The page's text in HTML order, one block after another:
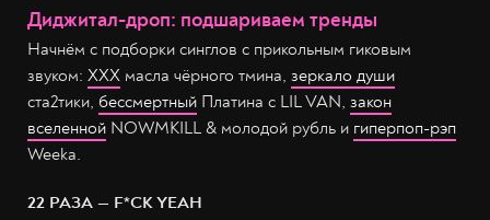
Диджитал-дроп: подшариваем тренды
Начнём с подборки синглов с прикольным гиковым
звуком: ХХХ масла чёрного тмина, зеркало души
ста2тики, бессмертный Платина с LIL VAN, закон
вселенной NOWMKILL & молодой рубль и гиперпоп-рэп
Weeka.
22 РАЗА — F*CK YEAH